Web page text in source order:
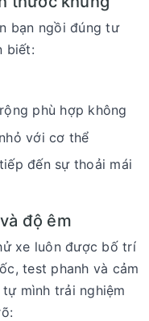
bạn ngồi đúng tư
biết:
phù hợp không
với cơ thể
đến sự thoải mái
độ êm
xe luôn được bố trí
test phanh và cảm
mình trải nghiệm